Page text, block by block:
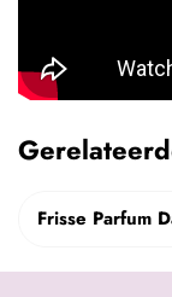
Frisse Parfum